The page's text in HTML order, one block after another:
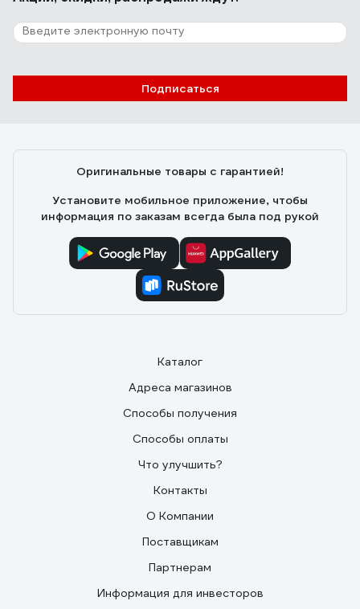
Подписаться
Оригинальные товары с гарантией!
Установите мобильное приложение, чтобы
информация по заказам всегда была под рукой
Каталог
Адреса магазинов
Способы получения
Способы оплаты
Что улучшить?
Контакты
О Компании
Поставщикам
Партнерам
Информация для инвесторов